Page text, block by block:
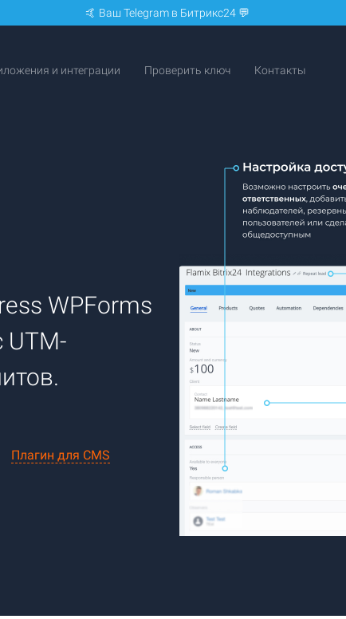
🤙 Ваш Telegram в Битрикс24 💬
и интеграции Проверить ключ Контакты
WPForms
UTM-
Плагин для CMS